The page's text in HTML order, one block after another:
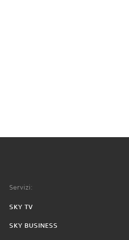
Servizi:
SKY TV
SKY BUSINESS